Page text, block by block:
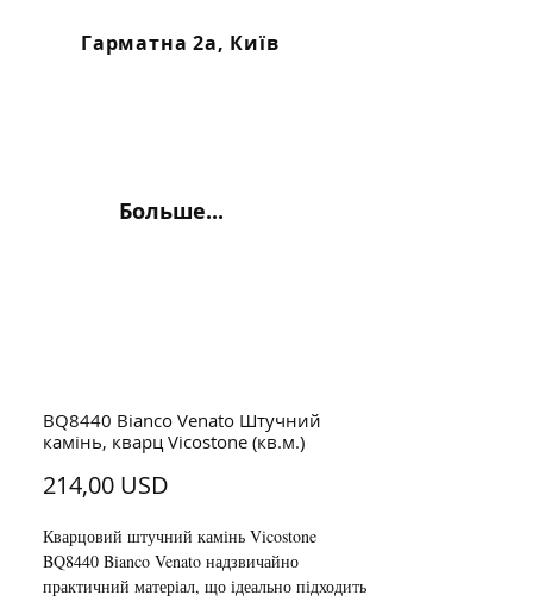
Гарматна 2а, Київ
Больше...
BQ8440 Bianco Venato Штучний
камінь, кварц Vicostone (кв.м.)
214,00 USD
Кварцовий штучний камінь Vicostone
BQ8440 Bianco Venato надзвичайно
практичний матеріал, що ідеально підходить